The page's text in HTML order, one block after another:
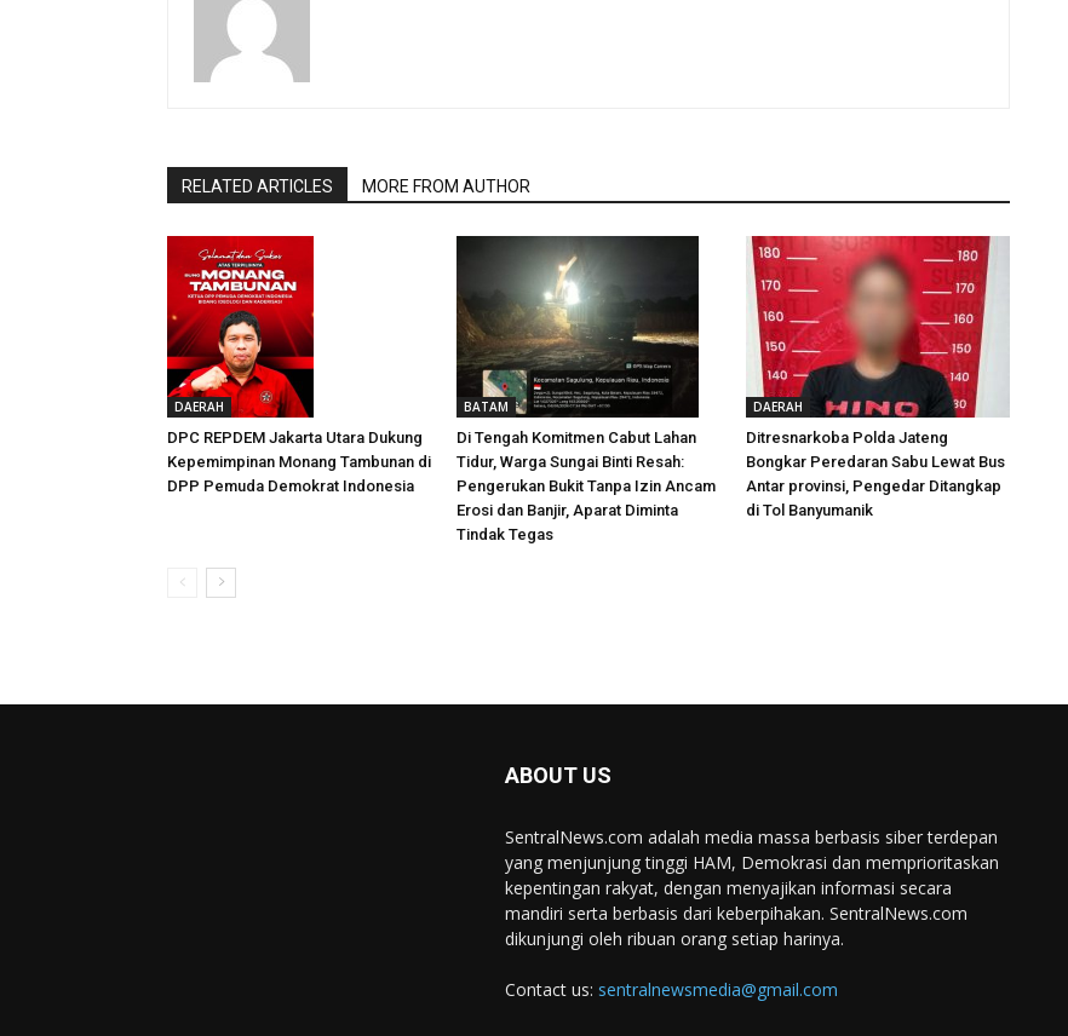
RELATED ARTICLES MORE FROM AUTHOR
DAERAH
DPC REPDEM Jakarta Utara Dukung
Kepemimpinan Monang Tambunan di
DPP Pemuda Demokrat Indonesia
BATAM
Di Tengah Komitmen Cabut Lahan
Tidur, Warga Sungai Binti Resah:
Pengerukan Bukit Tanpa Izin Ancam
Erosi dan Banjir, Aparat Diminta
Tindak Tegas
DAERAH
Ditresnarkoba Polda Jateng
Bongkar Peredaran Sabu Lewat Bus
Antar provinsi, Pengedar Ditangkap
di Tol Banyumanik
ABOUT US
SentralNews.com adalah media massa berbasis siber terdepan
yang menjunjung tinggi HAM, Demokrasi dan memprioritaskan
kepentingan rakyat, dengan menyajikan informasi secara
mandiri serta berbasis dari keberpihakan. SentralNews.com
dikunjungi oleh ribuan orang setiap harinya.
Contact us: sentralnewsmedia@gmail.com